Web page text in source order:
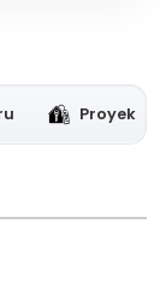
Proyek